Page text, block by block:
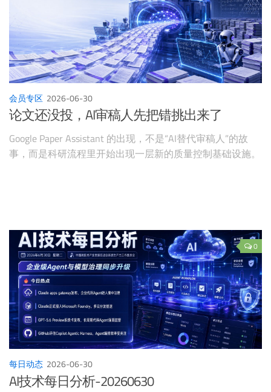
会员专区 2026-06-30
论文还没投，AI审稿人先把错挑出来了
Google Paper Assistant 的出现，不是“AI替代审稿人”的故
事，而是科研流程里开始出现一层新的质量控制基础设施。
0
每日动态 2026-06-30
AI技术每日分析-20260630